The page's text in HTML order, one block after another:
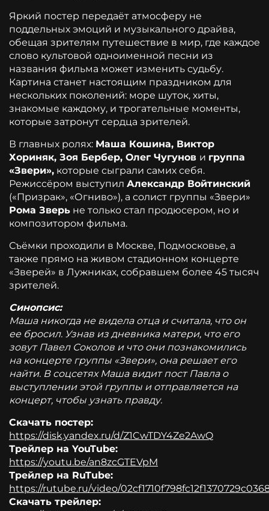
Яркий постер передаёт атмосферу не
поддельных эмоций и музыкального драйва,
обещая зрителям путешествие в мир, где каждое
слово культовой одноименной песни из
названия фильма может изменить судьбу.
Картина станет настоящим праздником для
нескольких поколений: море шуток, хиты,
знакомые каждому, и трогательные моменты,
которые затронут сердца зрителей.
В главных ролях: Маша Кошина, Виктор
Хориняк, Зоя Бербер, Олег Чугунов и группа
«Звери», которые сыграли самих себя.
Режиссёром выступил Александр Войтинский
(«Призрак», «Огниво»), а солист группы «Звери»
Рома Зверь не только стал продюсером, но и
композитором фильма.
Съёмки проходили в Москве, Подмосковье, а
также прямо на живом стадионном концерте
«Зверей» в Лужниках, собравшем более 45 тысяч
зрителей.
Синопсис:
Маша никогда не видела отца и считала, что он
ее бросил. Узнав из дневника матери, что его
зовут Павел Соколов и что они познакомились
на концерте группы «Звери», она решает его
найти. В соцсетях Маша видит пост Павла о
выступлении этой группы и отправляется на
концерт, чтобы узнать правду.
Скачать постер:
https://disk.yandex.ru/d/Z1CwTDY4Ze2AwQ
Трейлер на YouTube:
https://youtu.be/an8zcGTEVpM
Трейлер на RuTube:
https://rutube.ru/video/
Скачать трейлер: